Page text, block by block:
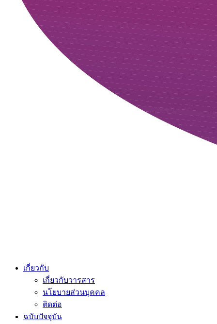
เกี่ยวกับ
เกี่ยวกับวารสาร
นโยบายส่วนบุคคล
ติดต่อ
ฉบับปัจจุบัน